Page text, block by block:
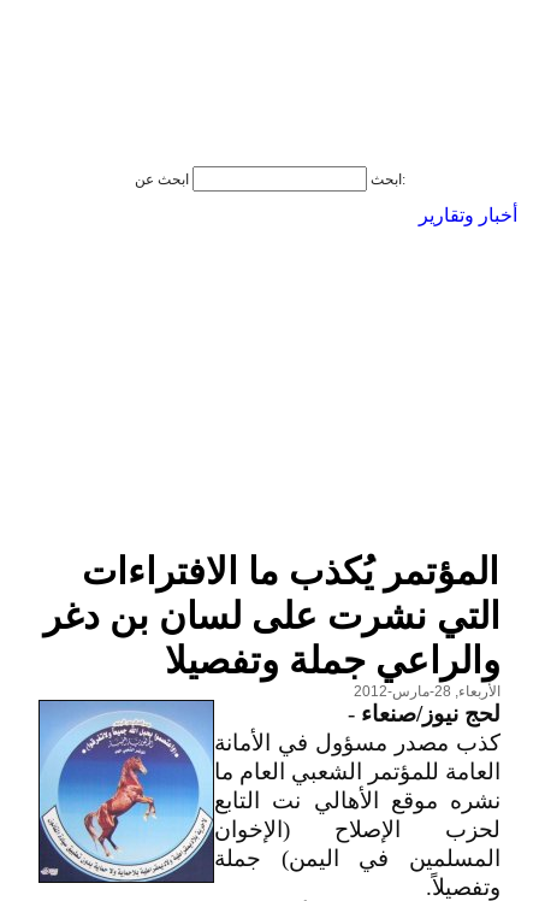
ابحث ابحث عن:
أخبار وتقارير
المؤتمر يُكذب ما الافتراءات
التي نشرت على لسان بن دغر
والراعي جملة وتفصيلا
الأربعاء, 28-مارس-2012
لحج نيوز/صنعاء -
كذب مصدر مسؤول في الأمانة
العامة للمؤتمر الشعبي العام ما
نشره موقع الأهالي نت التابع
لحزب الإصلاح (الإخوان
المسلمين في اليمن) جملة
وتفصيلاً.